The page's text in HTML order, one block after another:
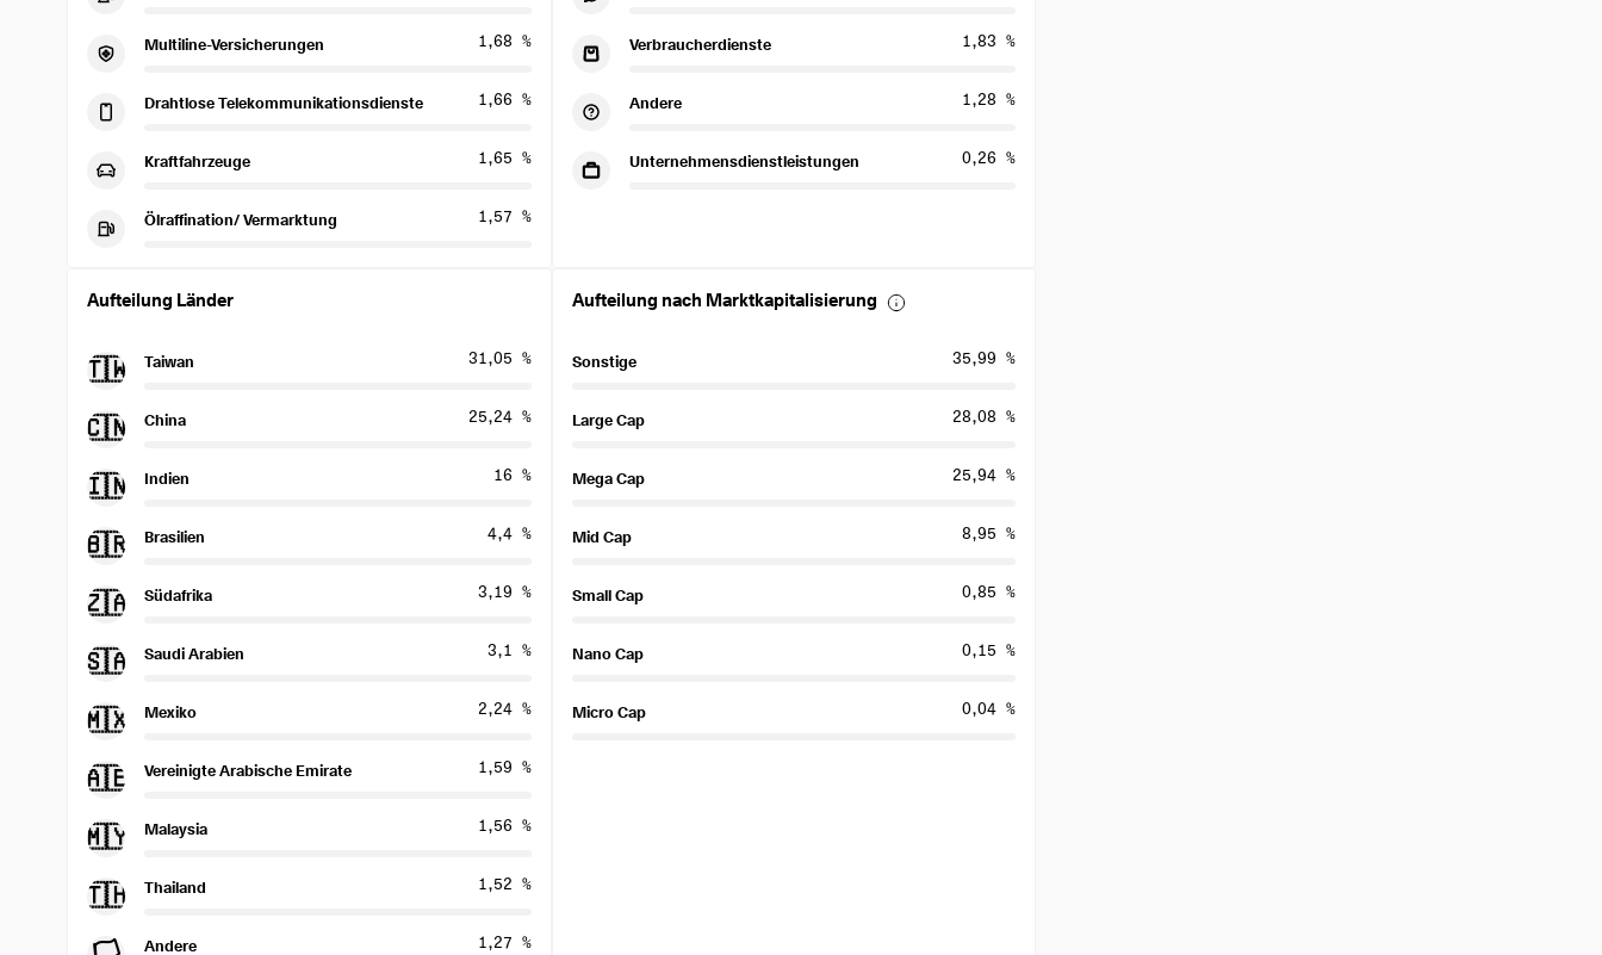
Multiline-Versicherungen 1,68 %
Drahtlose Telekommunikationsdienste 1,66 %
Kraftfahrzeuge 1,65 %
Ölraffination/ Vermarktung 1,57 %
Verbraucherdienste 1,83 %
Andere 1,28 %
Unternehmensdienstleistungen 0,26 %
Aufteilung Länder
🇹🇼 Taiwan 31,05 %
🇨🇳 China 25,24 %
🇮🇳 Indien 16 %
🇧🇷 Brasilien 4,4 %
🇿🇦 Südafrika 3,19 %
🇸🇦 Saudi Arabien 3,1 %
🇲🇽 Mexiko 2,24 %
🇦🇪 Vereinigte Arabische Emirate 1,59 %
🇲🇾 Malaysia 1,56 %
🇹🇭 Thailand 1,52 %
Andere 1,27 %
Aufteilung nach Marktkapitalisierung
Sonstige 35,99 %
Large Cap 28,08 %
Mega Cap 25,94 %
Mid Cap 8,95 %
Small Cap 0,85 %
Nano Cap 0,15 %
Micro Cap 0,04 %